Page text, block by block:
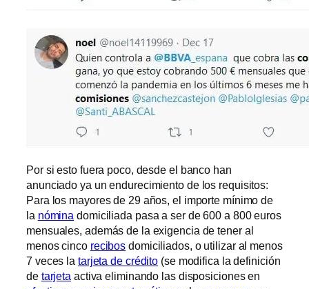
Por si esto fuera poco, desde el banco han
anunciado ya un endurecimiento de los requisitos:
Para los mayores de 29 años, el importe mínimo de
la nómina domiciliada pasa a ser de 600 a 800 euros
mensuales, además de la exigencia de tener al
menos cinco recibos domiciliados, o utilizar al menos
7 veces la tarjeta de crédito (se modifica la definición
de tarjeta activa eliminando las disposiciones en